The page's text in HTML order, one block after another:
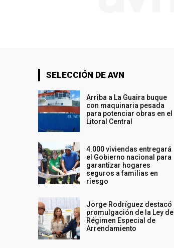
SELECCIÓN DE AVN
Arriba a La Guaira buque
con maquinaria pesada
para potenciar obras en el
Litoral Central
4.000 viviendas entregará
el Gobierno nacional para
garantizar hogares
seguros a familias en
riesgo
Jorge Rodríguez destacó
promulgación de la Ley del
Régimen Especial de
Arrendamiento